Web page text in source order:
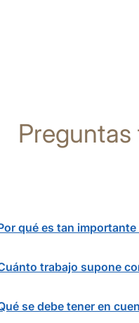
qué es tan
trabajo supone
se debe tener en